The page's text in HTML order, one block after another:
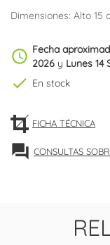
Dimensiones: Alto 15
schedule Fecha
2026 y Lunes 14
check En stock
FICHA TÉCNICA
forum CONSULTAS